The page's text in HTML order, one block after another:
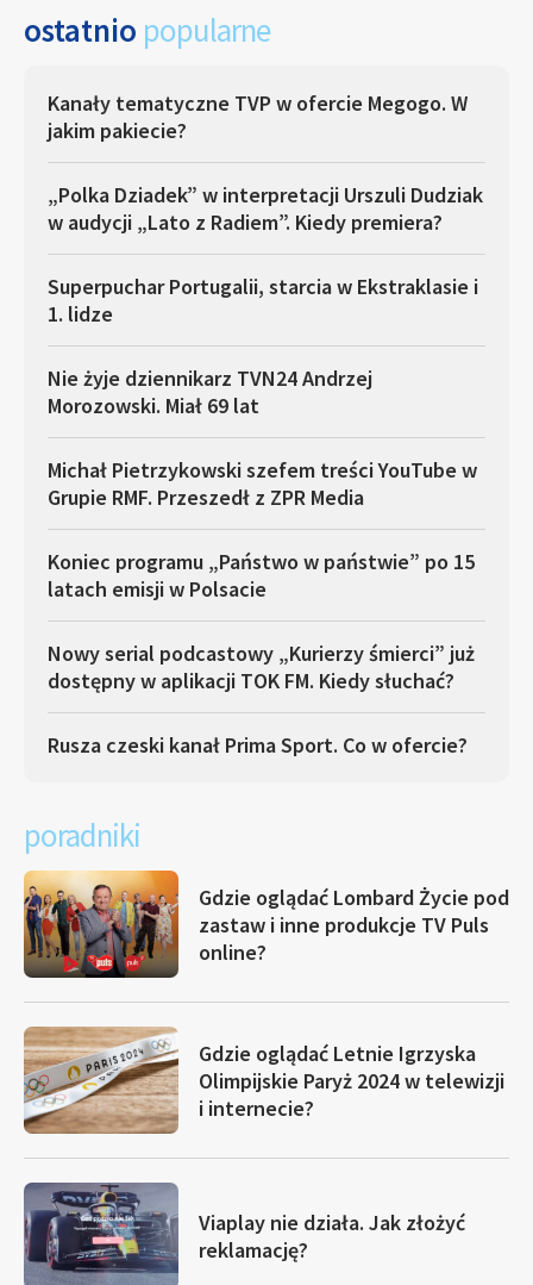
ostatnio popularne
Kanały tematyczne TVP w ofercie Megogo. W
jakim pakiecie?
„Polka Dziadek” w interpretacji Urszuli Dudziak
w audycji „Lato z Radiem”. Kiedy premiera?
Superpuchar Portugalii, starcia w Ekstraklasie i
1. lidze
Nie żyje dziennikarz TVN24 Andrzej
Morozowski. Miał 69 lat
Michał Pietrzykowski szefem treści YouTube w
Grupie RMF. Przeszedł z ZPR Media
Koniec programu „Państwo w państwie” po 15
latach emisji w Polsacie
Nowy serial podcastowy „Kurierzy śmierci” już
dostępny w aplikacji TOK FM. Kiedy słuchać?
Rusza czeski kanał Prima Sport. Co w ofercie?
poradniki
Gdzie oglądać Lombard Życie pod
zastaw i inne produkcje TV Puls
online?
Gdzie oglądać Letnie Igrzyska
Olimpijskie Paryż 2024 w telewizji
i internecie?
Viaplay nie działa. Jak złożyć
reklamację?